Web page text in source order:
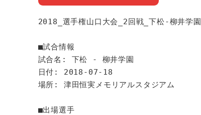
2018_選手権山口大会_2回戦_下松-柳井学園
■試合情報
試合名: 下松 - 柳井学園
日付: 2018-07-18
場所: 津田恒実メモリアルスタジアム
■出場選手